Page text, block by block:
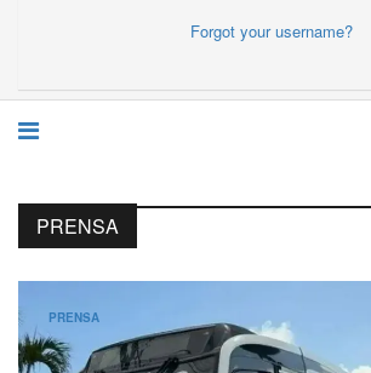
Forgot your username?
PRENSA
PRENSA